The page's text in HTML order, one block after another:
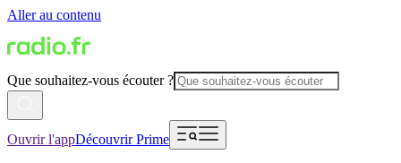
Aller au contenu
Que souhaitez-vous écouter ?
Ouvrir l'appDécouvrir Prime